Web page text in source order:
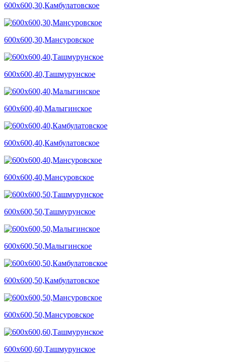
600х600,30,Камбулатовское
600х600,30,Мансуровское
600х600,40,Ташмурунское
600х600,40,Малыгинское
600х600,40,Камбулатовское
600х600,40,Мансуровское
600х600,50,Ташмурунское
600х600,50,Малыгинское
600х600,50,Камбулатовское
600х600,50,Мансуровское
600х600,60,Ташмурунское